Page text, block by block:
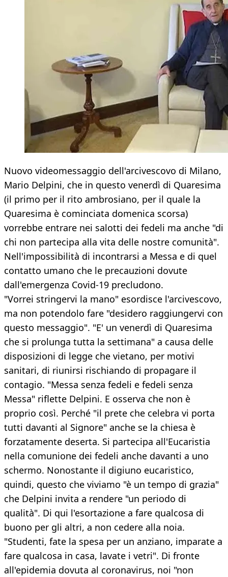
Nuovo videomessaggio dell'arcivescovo di Milano,
Mario Delpini, che in questo venerdì di Quaresima
(il primo per il rito ambrosiano, per il quale la
Quaresima è cominciata domenica scorsa)
vorrebbe entrare nei salotti dei fedeli ma anche "di
chi non partecipa alla vita delle nostre comunità".
Nell'impossibilità di incontrarsi a Messa e di quel
contatto umano che le precauzioni dovute
dall'emergenza Covid-19 precludono.
"Vorrei stringervi la mano" esordisce l'arcivescovo,
ma non potendolo fare "desidero raggiungervi con
questo messaggio". "E' un venerdì di Quaresima
che si prolunga tutta la settimana" a causa delle
disposizioni di legge che vietano, per motivi
sanitari, di riunirsi rischiando di propagare il
contagio. "Messa senza fedeli e fedeli senza
Messa" riflette Delpini. E osserva che non è
proprio così. Perché "il prete che celebra vi porta
tutti davanti al Signore" anche se la chiesa è
forzatamente deserta. Si partecipa all'Eucaristia
nella comunione dei fedeli anche davanti a uno
schermo. Nonostante il digiuno eucaristico,
quindi, questo che viviamo "è un tempo di grazia"
che Delpini invita a rendere "un periodo di
qualità". Di qui l'esortazione a fare qualcosa di
buono per gli altri, a non cedere alla noia.
"Studenti, fate la spesa per un anziano, imparate a
fare qualcosa in casa, lavate i vetri". Di fronte
all'epidemia dovuta al coronavirus, noi "non